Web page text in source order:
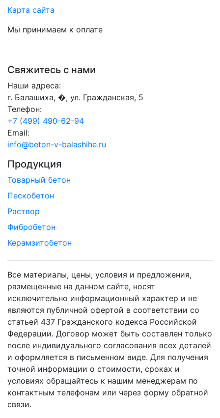
Карта сайта
Мы принимаем к оплате
Свяжитесь с нами
Наши адреса:
г. Балашиха, �, ул. Гражданская, 5
Телефон:
+7 (499) 490-62-94
Email:
info@beton-v-balashihe.ru
Продукция
Товарный бетон
Пескобетон
Раствор
Фибробетон
Керамзитобетон
Все материалы, цены, условия и предложения,
размещенные на данном сайте, носят
исключительно информационный характер и не
являются публичной офертой в соответствии со
статьей 437 Гражданского кодекса Российской
Федерации. Договор может быть составлен только
после индивидуального согласования всех деталей
и оформляется в письменном виде. Для получения
точной информации о стоимости, сроках и
условиях обращайтесь к нашим менеджерам по
контактным телефонам или через форму обратной
связи.